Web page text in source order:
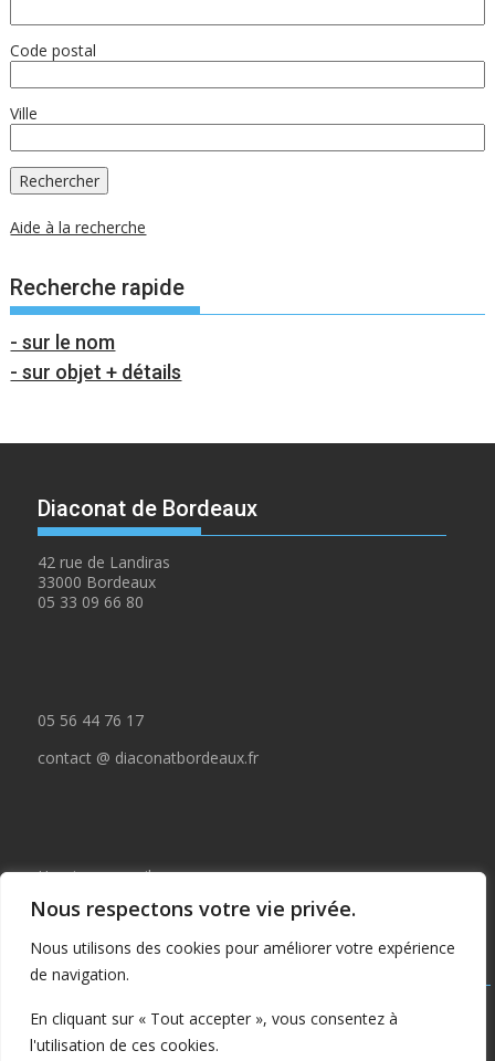
Nous respectons votre vie privée.
Nous utilisons des cookies pour améliorer votre expérience
de navigation.
En cliquant sur « Tout accepter », vous consentez à
l'utilisation de ces cookies.
Code postal
Ville
Aide à la recherche
Recherche rapide
- sur le nom
- sur objet + détails
Diaconat de Bordeaux
42 rue de Landiras
33000 Bordeaux
05 33 09 66 80
05 56 44 76 17
contact @ diaconatbordeaux.fr
Horaires accueil :
du lundi au jeudi de 09:00 à 12:30
et de 14:00 à 17:00
Tous droits réservés © depuis 2015 : Il est interdit de copier ou
publier tout ou partie de ce contenu sans autorisation préalable